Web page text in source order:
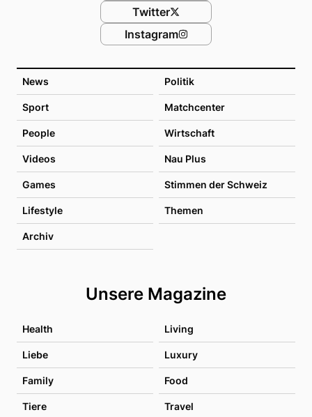
News Politik
Sport Matchcenter
People Wirtschaft
Videos Nau Plus
Games Stimmen der Schweiz
Lifestyle Themen
Archiv
Unsere Magazine
Health Living
Liebe Luxury
Family Food
Tiere Travel
Twitter
Instagram